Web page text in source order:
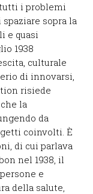
i problemi
sopra la
e quasi
1938
culturale
di innovarsi,
risiede
la
da
coinvolti. È
di cui parlava
nel 1938, il
e
della salute,